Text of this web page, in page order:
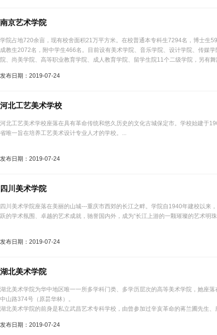
南京艺术学院
学院占地720余亩，现有校舍面积21万平方米。在校普通本专科生7294名，博士生
成教生2072名，附中学生466名。目前设有美术学院、音乐学院、设计学院、传媒
院、尚美学院、高等职业教育学院、成人教育学院、留学生院11个二级学院，另有
发布日期：2019-07-24
河北工艺美术学校
河北工艺美术学校座落在具有革命传统和悠久历史的文化古城保定市。学校始建于
省唯一旨在培养工艺美术设计专业人才的学校。...
发布日期：2019-07-24
四川美术学院
四川美术学院座落在美丽的山城---重庆市西郊的长江之畔。学院自1940年建校以来
跃的学术氛围、卓越的艺术成就，驰誉国内外，成为“长江上游的一颗璀璨的艺术明珠
发布日期：2019-07-24
湖北美术学院
湖北美术学院为华中地区唯一一所多学科门类、多学历层次的高等美术学院，她座
中山路374号（原昙华林）。
湖北美术学院的前身是私立武昌艺术专科学校，由曾参加过辛亥革命的蒋兰圃先生
发布日期：2019-07-24